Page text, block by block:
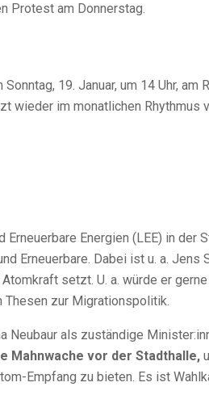
Protest am Donnerstag.
19. Januar, um 14 Uhr, am
wieder im monatlichen Rhythmus
Energien (LEE) in der
Erneuerbare. Dabei ist u. a. Jens
setzt. U. a. würde er
Thesen zur Migrationspolitik.
Neubaur als zuständige
Mahnwache vor der Stadthalle,
Empfang zu bieten. Es ist